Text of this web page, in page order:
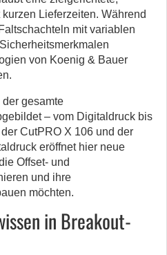
Lieferzeiten. Während
mit variablen
von Koenig & Bauer
gesamte
– vom Digitaldruck bis
CutPRO X 106 und der
eröffnet hier neue
Offset- und
und ihre
möchten.
in Breakout-